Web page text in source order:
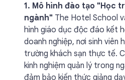
1. Mô hình đào tạo "Học
ngành" The Hotel School
hình giáo dục độc đáo kết
doanh nghiệp, nơi sinh viên
trường khách sạn thực tế.
kinh nghiệm quản lý trong
đảm bảo kiến thức giảng